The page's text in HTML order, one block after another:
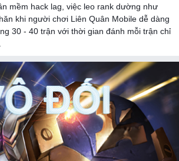
mềm hack lag, việc leo rank dường như
khi người chơi Liên Quân Mobile dễ dàng
30 - 40 trận với thời gian đánh mỗi trận chỉ